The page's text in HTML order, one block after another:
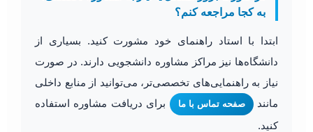
به کجا مراجعه کنم؟
ابتدا با استاد راهنمای خود مشورت کنید. بسیاری از
دانشگاه‌ها نیز مراکز مشاوره دانشجویی دارند. در صورت
نیاز به راهنمایی‌های تخصصی‌تر، می‌توانید از منابع داخلی
مانند
صفحه تماس با ما
برای دریافت مشاوره استفاده
کنید.